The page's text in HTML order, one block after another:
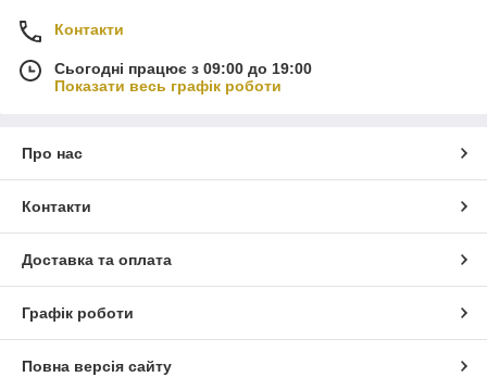
Контакти
Сьогодні працює з 09:00 до 19:00
Показати весь графік роботи
Про нас
Контакти
Доставка та оплата
Графік роботи
Повна версія сайту